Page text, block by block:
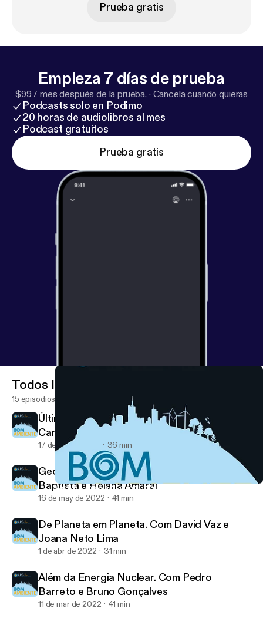
linkedin.com/in/apgeologos/ Twitter -
Prueba gratis
Empieza 7 días de prueba
$99 / mes después de la prueba. · Cancela cuando quieras
Podcasts solo en Podimo
20 horas de audiolibros al mes
Podcast gratuitos
Prueba gratis
Além da Energia Nuclear. Com Pedro Barreto e Bruno Gonçalves
Bom Ambiente
Todos los episodios
15 episodios
Último episódio: Água à Vista. Com Rosário
Carvalho e Ana Sofia Reboleira
17 de jun de 2022 36 min
Geologia é o Melhor Remédio. Com João
Baptista e Helena Amaral
16 de may de 2022 41 min
De Planeta em Planeta. Com David Vaz e
Joana Neto Lima
1 de abr de 2022 31 min
Além da Energia Nuclear. Com Pedro
Barreto e Bruno Gonçalves
11 de mar de 2022 41 min